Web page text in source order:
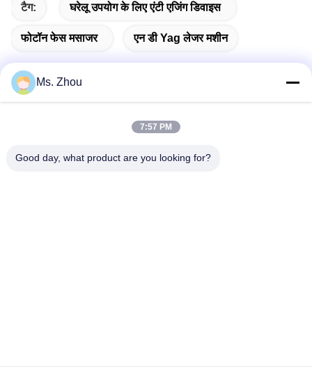
टैग: घरेलू उपयोग के लिए एंटी एजिंग डिवाइस
फोटॉन फेस मसाजर एन डी Yag लेजर मशीन
पता
Ms. Zhou
7:57 PM
Good day, what product are you looking for?